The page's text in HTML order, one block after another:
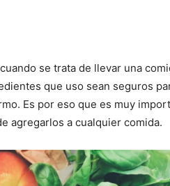
se trata de llevar una
que uso sean seguros
Es por eso que es muy
agregarlos a cualquier comida.